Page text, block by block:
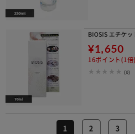
BIOSIS エチケ
¥1,650
16ポイント(1倍)
(0)
1 2 3